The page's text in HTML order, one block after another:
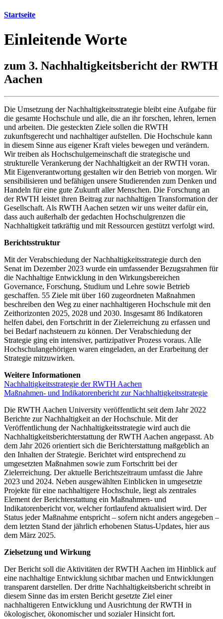
Startseite
Einleitende Worte
zum 3. Nachhaltigkeitsbericht der RWTH
Aachen
Die Umsetzung der Nachhaltigkeitsstrategie bleibt eine Aufgabe für
die gesamte Hochschule und alle, die an ihr forschen, lehren, lernen
und arbeiten. Die gesteckten Ziele sollen die RWTH
zukunftsgerecht und nachhaltiger aufstellen. Die Hochschule kann
in diesem Sinne aus eigener Kraft vieles bewegen und verändern.
Wir treiben als Hochschulgemeinschaft die strategische und
strukturelle Verankerung der Nachhaltigkeit an der RWTH voran.
Mit Eigenverantwortung gestalten wir den Betrieb von morgen. Wir
sensibilisieren und befähigen unsere Studierenden zum Denken und
Handeln für eine gute Zukunft aller Menschen. Die Forschung an
der RWTH leistet ihren Beitrag zur nachhaltigen Transformation der
Gesellschaft. Als RWTH Aachen setzen wir uns weiter dafür ein,
dass auch außerhalb der gedachten Hochschulgrenzen die
Nachhaltigkeit tatkräftig und mit Ressourcen gestützt verfolgt wird.
Berichtsstruktur
Mit der Verabschiedung der Nachhaltigkeitsstrategie durch den
Senat im Dezember 2023 wurde ein umfassender Bezugsrahmen für
die Nachhaltige Entwicklung in den Wirkungsbereichen
Governance, Forschung, Studium und Lehre sowie Betrieb
geschaffen. 55 Ziele mit über 160 zugeordneten Maßnahmen
beschreiben den Weg zu einer nachhaltigeren Hochschule mit den
Zeithorizonten 2025, 2028 und 2030. Insgesamt 86 Indikatoren
helfen dabei, den Fortschritt in der Zielerreichung zu erfassen und
bei Bedarf nachsteuern zu können. Der Verabschiedung der
Strategie ging ein intensiver, partizipativer Prozess voraus. Alle
Hochschulangehörigen waren eingeladen, an der Erarbeitung der
Strategie mitzuwirken.
Weitere Informationen
Nachhaltigkeitsstrategie der RWTH Aachen
Maßnahmen- und Indikatorenbericht zur Nachhaltigkeitsstrategie
Die RWTH Aachen University veröffentlicht seit dem Jahr 2022
Berichte zur Nachhaltigkeit an der Hochschule. Mit der
Veröffentlichung der Nachhaltigkeitsstrategie wird auch die
Nachhaltigkeitsberichterstattung der RWTH Aachen angepasst. Ab
dem Jahr 2026 orientiert sich die Berichterstattung maßgeblich an
den Inhalten der Strategie. Berichtet wird entsprechend zu
umgesetzten Maßnahmen sowie zum Fortschritt bei der
Zielerreichung. Der aktuelle Berichtszeitraum umfasst die Jahre
2023 und 2024. Neben ausgewählten Einblicken in umgesetzte
Projekte für eine nachhaltigere Hochschule, liegt als zentrales
Element der Berichterstattung ein Maßnahmen- und
Indikatorenbericht vor, welcher fortlaufend aktualisiert wird. Der
Status jeder Maßnahme entspricht – sofern nicht anders angegeben –
dem letzten Stand der jährlich erhobenen Status-Updates, hier aus
dem März 2025.
Zielsetzung und Wirkung
Der Bericht soll die Aktivitäten der RWTH Aachen im Hinblick auf
eine nachhaltige Entwicklung sichtbar machen und Entwicklungen
transparent darstellen. Der dritte Nachhaltigkeitsbericht schreibt in
diesem Sinne das im ersten Bericht gesetzte Ziel einer
nachhaltigeren Entwicklung und Ausrichtung der RWTH in
ökologischer, ökonomischer und sozialer Hinsicht fort.